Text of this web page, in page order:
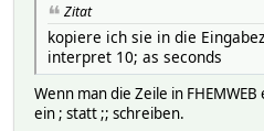
Zitat
kopiere ich sie in die
interpret 10; as seconds
Wenn man die Zeile in
ein ; statt ;; schreiben.